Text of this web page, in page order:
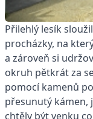
Přilehlý lesík
procházky, na
a zároveň si
okruh pětkrát za
pomocí kamenů
přesunutý kámen,
chtěly být venku